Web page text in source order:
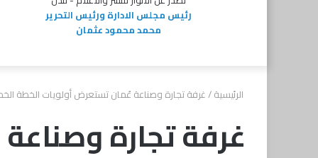
رئيس مجلس الادارة ورئيس التحرير
محمد محمود عثمان
الرئيسية/غرفة تجارة وصناعة عُمان تستعرض أولويات الخطة
غرفة تجارة